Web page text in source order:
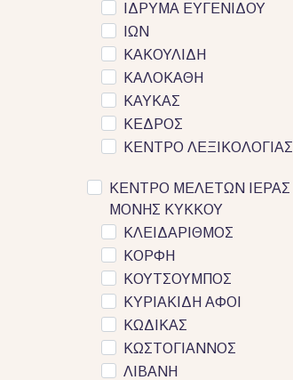
ΙΔΡΥΜΑ ΕΥΓΕΝΙΔΟΥ
ΙΩΝ
ΚΑΚΟΥΛΙΔΗ
ΚΑΛΟΚΑΘΗ
ΚΑΥΚΑΣ
ΚΕΔΡΟΣ
ΚΕΝΤΡΟ ΛΕΞΙΚΟΛΟΓΙΑΣ
ΚΕΝΤΡΟ ΜΕΛΕΤΩΝ ΙΕΡΑΣ
ΜΟΝΗΣ ΚΥΚΚΟΥ
ΚΛΕΙΔΑΡΙΘΜΟΣ
ΚΟΡΦΗ
ΚΟΥΤΣΟΥΜΠΟΣ
ΚΥΡΙΑΚΙΔΗ ΑΦΟΙ
ΚΩΔΙΚΑΣ
ΚΩΣΤΟΓΙΑΝΝΟΣ
ΛΙΒΑΝΗ